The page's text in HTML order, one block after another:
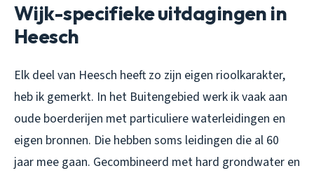
Wijk-specifieke uitdagingen in
Heesch
Elk deel van Heesch heeft zo zijn eigen rioolkarakter,
heb ik gemerkt. In het Buitengebied werk ik vaak aan
oude boerderijen met particuliere waterleidingen en
eigen bronnen. Die hebben soms leidingen die al 60
jaar mee gaan. Gecombineerd met hard grondwater en